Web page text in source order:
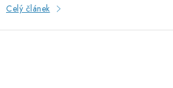
Celý článek